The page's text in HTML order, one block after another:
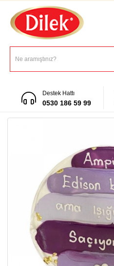
Destek Hattı
0530 186 59 99